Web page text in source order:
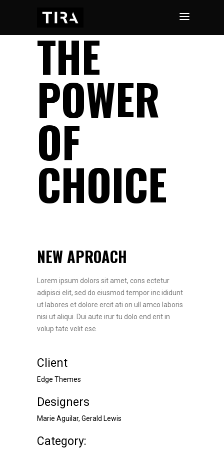
THE
POWER
OF
CHOICE
NEW APROACH
Lorem ipsum dolors sit amet, cons ectetur
adipisci elit, sed do eiusmod tempor inc ididunt
ut labores et dolore ercit ati on ull amco laboris
nisi ut aliqui. Dui aute irur tu dolo end erit in
volup tate velit ese.
Client
Edge Themes
Designers
Marie Aguilar, Gerald Lewis
Category: